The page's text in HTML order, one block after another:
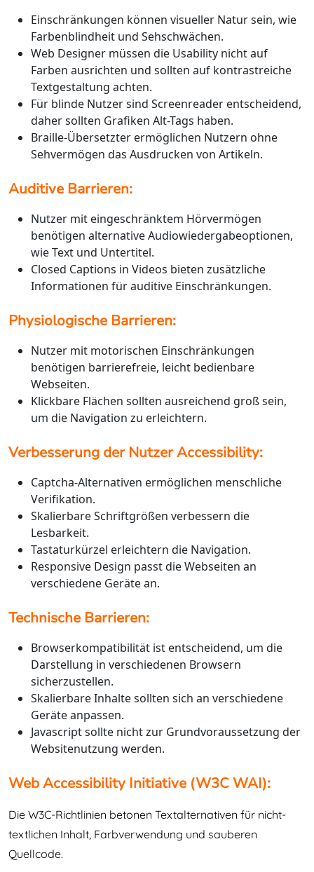
Einschränkungen können visueller Natur sein, wie
Farbenblindheit und Sehschwächen.
Web Designer müssen die Usability nicht auf
Farben ausrichten und sollten auf kontrastreiche
Textgestaltung achten.
Für blinde Nutzer sind Screenreader entscheidend,
daher sollten Grafiken Alt-Tags haben.
Braille-Übersetzter ermöglichen Nutzern ohne
Sehvermögen das Ausdrucken von Artikeln.
Auditive Barrieren:
Nutzer mit eingeschränktem Hörvermögen
benötigen alternative Audiowiedergabeoptionen,
wie Text und Untertitel.
Closed Captions in Videos bieten zusätzliche
Informationen für auditive Einschränkungen.
Physiologische Barrieren:
Nutzer mit motorischen Einschränkungen
benötigen barrierefreie, leicht bedienbare
Webseiten.
Klickbare Flächen sollten ausreichend groß sein,
um die Navigation zu erleichtern.
Verbesserung der Nutzer Accessibility:
Captcha-Alternativen ermöglichen menschliche
Verifikation.
Skalierbare Schriftgrößen verbessern die
Lesbarkeit.
Tastaturkürzel erleichtern die Navigation.
Responsive Design passt die Webseiten an
verschiedene Geräte an.
Technische Barrieren:
Browserkompatibilität ist entscheidend, um die
Darstellung in verschiedenen Browsern
sicherzustellen.
Skalierbare Inhalte sollten sich an verschiedene
Geräte anpassen.
Javascript sollte nicht zur Grundvoraussetzung der
Websitenutzung werden.
Web Accessibility Initiative (W3C WAI):
Die W3C-Richtlinien betonen Textalternativen für nicht-
textlichen Inhalt, Farbverwendung und sauberen
Quellcode.